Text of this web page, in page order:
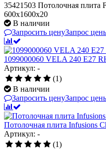
35421503 Потолочная
600x1600x20
В наличии
Запросить ценуЗапрос
1099000060 VELA 240 E27
Артикул: -
(1)
В наличии
Запросить ценуЗапрос
Потолочная плита Infusions
Артикул: -
(1)